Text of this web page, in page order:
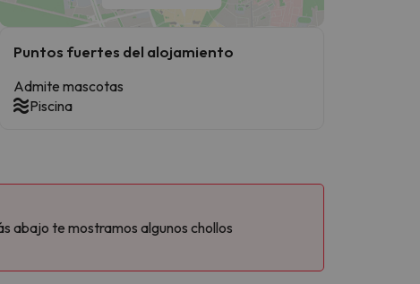
Puntos fuertes del alojamiento
Admite mascotas
Piscina
abajo te mostramos algunos chollos